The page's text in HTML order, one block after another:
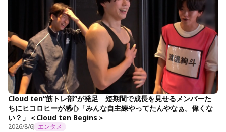
Cloud ten“筋トレ部”が発足 短期間で成長を見せるメンバーた
ちにヒコロヒーが感心「みんな自主練やってたんやなぁ。偉くな
い？」＜Cloud ten Begins＞
2026/8/6 エンタメ